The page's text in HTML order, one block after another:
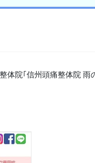
体院｢信州頭痛整体院 雨